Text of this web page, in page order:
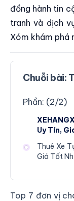
đồng hành tin
tranh và dịch
Xóm khám phá
Chuỗi bài:
Phần: (2/2)
Uy Tín,
Thuê Xe
Giá Tốt
Top 7 đơn vị